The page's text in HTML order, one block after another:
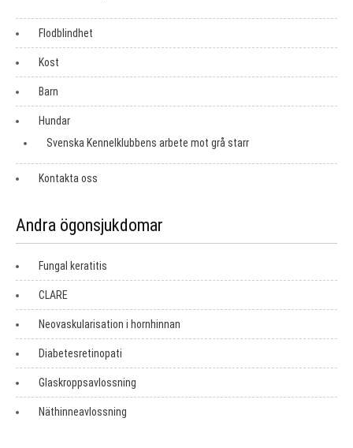
Flodblindhet
Kost
Barn
Hundar
Svenska Kennelklubbens arbete mot grå starr
Kontakta oss
Andra ögonsjukdomar
Fungal keratitis
CLARE
Neovaskularisation i hornhinnan
Diabetesretinopati
Glaskroppsavlossning
Näthinneavlossning